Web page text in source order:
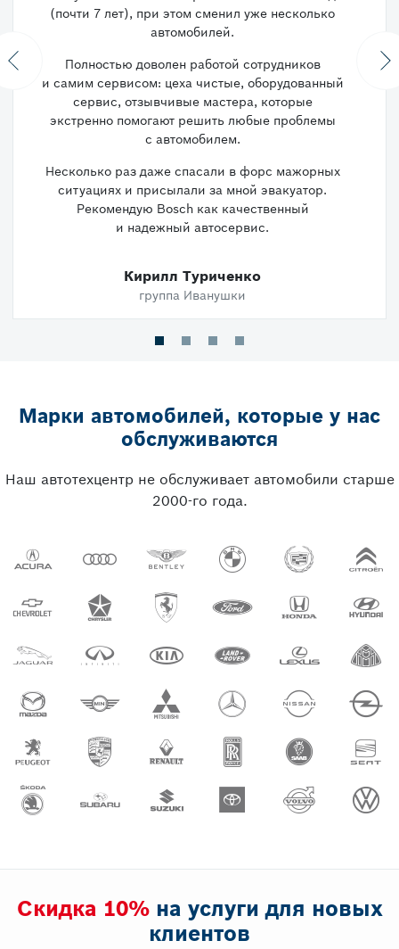
(почти 7 лет), при этом сменил уже несколько
автомобилей.
Полностью доволен работой сотрудников
и самим сервисом: цеха чистые, оборудованный
сервис, отзывчивые мастера, которые
экстренно помогают решить любые проблемы
с автомобилем.
Несколько раз даже спасали в форс мажорных
ситуациях и присылали за мной эвакуатор.
Рекомендую Bosch как качественный
и надежный автосервис.
Кирилл Туриченко
группа Иванушки
Previous
Марки автомобилей, которые у нас
обслуживаются
Наш автотехцентр не обслуживает автомобили старше
2000-го года.
Скидка 10%на услуги для новых
клиентов